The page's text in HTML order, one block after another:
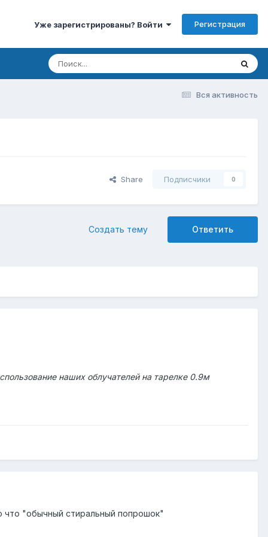
Уже зарегистрированы? Войти Регистрация
Вся активность
Share Подписчики 0
Ответить
Создать тему
наших облучателей на тарелке 0.9м
что "обычный стиральный попрошок"